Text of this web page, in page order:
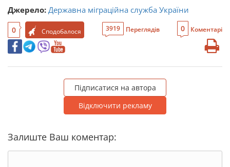
Джерело: Державна міграційна служба України
0 Сподобалося 3919 Переглядів 0 Коментарі
Підписатися на автора
Відключити рекламу
Залиште Ваш коментар: